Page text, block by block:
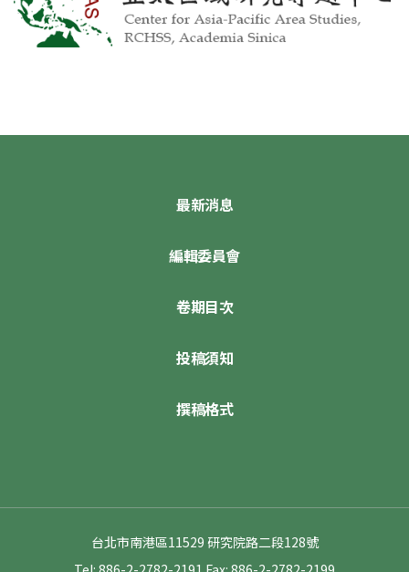
最新消息
編輯委員會
卷期目次
投稿須知
撰稿格式
台北市南港區11529 研究院路二段128號